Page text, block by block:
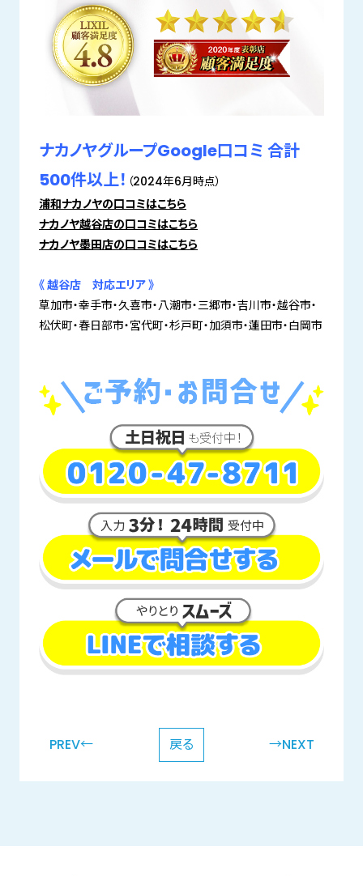
ナカノヤグループGoogle口コミ 合計
500件以上！ （2024年6月時点）
浦和ナカノヤの口コミはこちら
ナカノヤ越谷店の口コミはこちら
ナカノヤ墨田店の口コミはこちら
《 越谷店 対応エリア 》
草加市・幸手市・久喜市・八潮市・三郷市・吉川市・越谷市・
松伏町・春日部市・宮代町・杉戸町・加須市・蓮田市・白岡市
PREV← 戻る →NEXT